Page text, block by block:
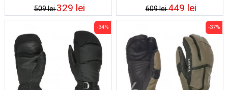
509 lei329 lei 609 lei449 lei
-34% -37%